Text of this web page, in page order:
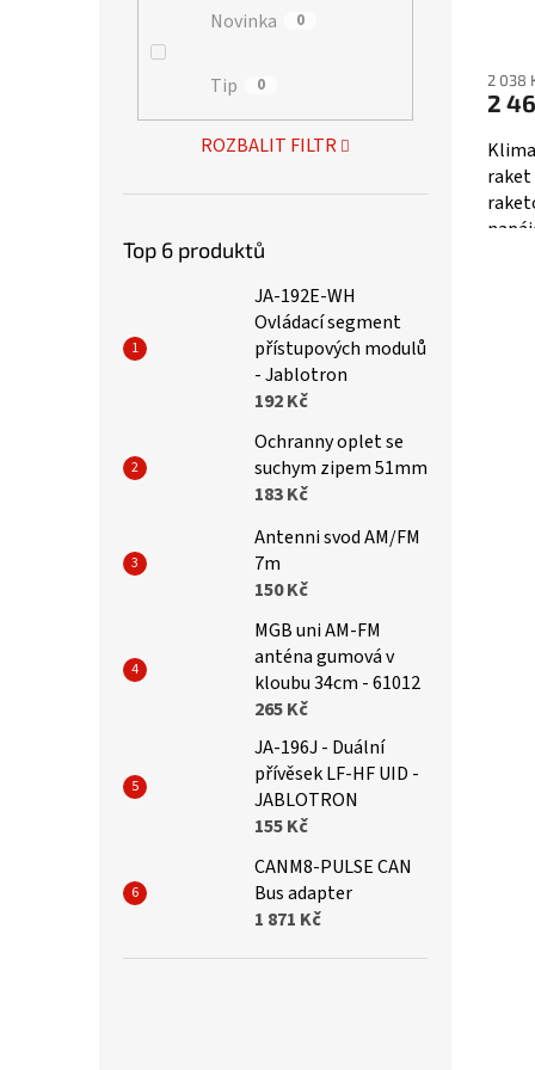
Novinka 0
Tip 0
ROZBALIT FILTR
Top 6 produktů
JA-192E-WH
Ovládací segment
přístupových modulů
- Jablotron
192 Kč
Ochranny oplet se
suchym zipem 51mm
183 Kč
Antenni svod AM/FM
7m
150 Kč
MGB uni AM-FM
anténa gumová v
kloubu 34cm - 61012
265 Kč
JA-196J - Duální
přívěsek LF-HF UID -
JABLOTRON
155 Kč
CANM8-PULSE CAN
Bus adapter
1 871 Kč
2 038
2
raket